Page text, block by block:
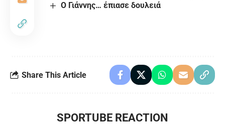
Ο Γιάννης… έπιασε δουλειά
Share This Article
SPORTUBE REACTION